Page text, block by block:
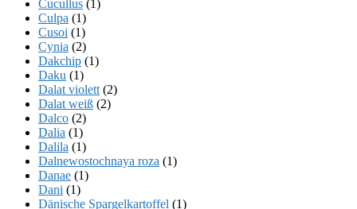
Cucullus (1)
Culpa (1)
Cusoi (1)
Cynia (2)
Dakchip (1)
Daku (1)
Dalat violett (2)
Dalat weiß (2)
Dalco (2)
Dalia (1)
Dalila (1)
Dalnewostochnaya roza (1)
Danae (1)
Dani (1)
Dänische Spargelkartoffel (1)